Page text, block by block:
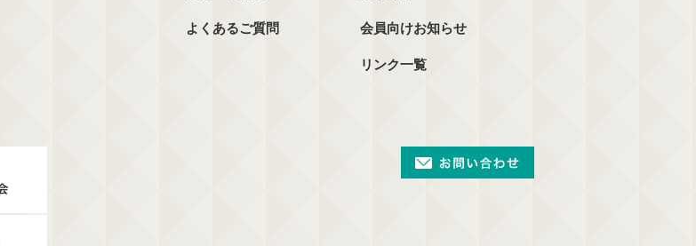
よくあるご質問 会員向けお知らせ
リンク一覧